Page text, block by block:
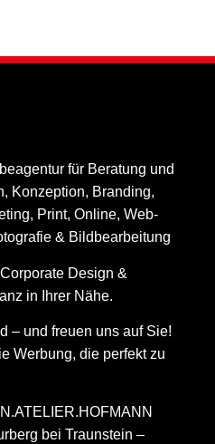
für Beratung und
Konzeption, Branding,
Print, Online, Web­
& Bildbear­bei­tung
Design &
in Ihrer Nähe.
– und freuen uns auf Sie!
Werbung, die perfekt zu
bei Traunstein –